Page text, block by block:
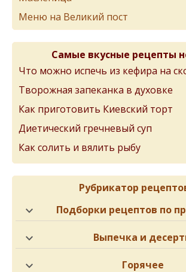
Меню на Великий пост
Самые вкусные рецепты
Что можно испечь из кефира на
Творожная запеканка в духовке
Как приготовить Киевский торт
Диетический гречневый суп
Как солить и вялить рыбу
Рубрикатор
Подборки рецептов по
Выпечка и
Горячее